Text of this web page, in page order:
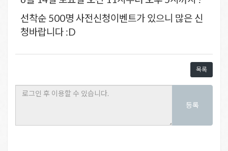
선착순 500명 사전신청이벤트가 있으니 많은 신
청바랍니다 :D
목록
등록